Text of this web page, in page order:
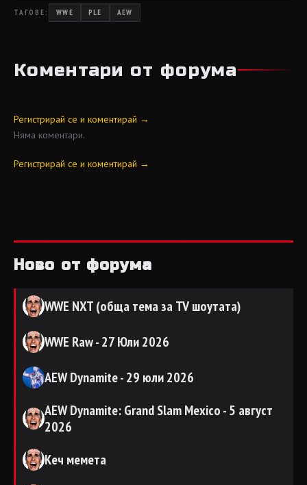
ТАГОВЕ: WWE PLE AEW
Коментари от форума
Регистрирай се и коментирай →
Няма коментари.
Регистрирай се и коментирай →
Ново от форума
WWE NXT (обща тема за TV шоутата)
WWE Raw - 27 Юли 2026
AEW Dynamite - 29 юли 2026
AEW Dynamite: Grand Slam Mexico - 5 август
2026
Кеч мемета